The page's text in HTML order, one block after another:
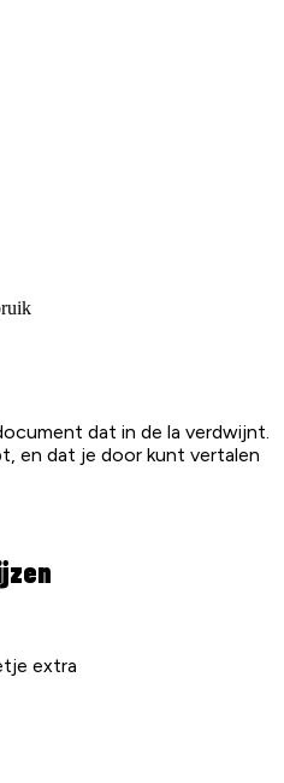
dat in de la verdwijnt.
en dat je door kunt vertalen
extra